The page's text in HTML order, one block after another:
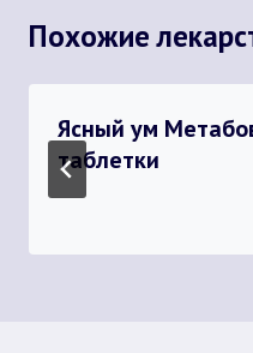
Похожие
Ясный ум
таблетки